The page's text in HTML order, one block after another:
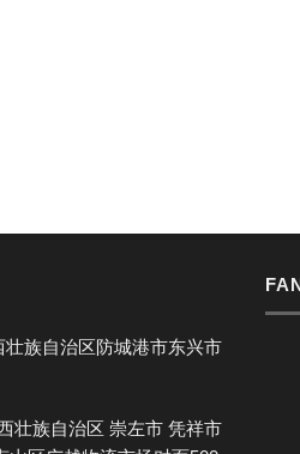
族自治区防城港市东兴市
壮族自治区 崇左市 凭祥市